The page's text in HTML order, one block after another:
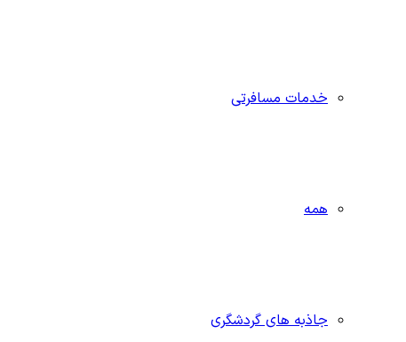
خدمات مسافرتی
همه
جاذبه‌ های گردشگری